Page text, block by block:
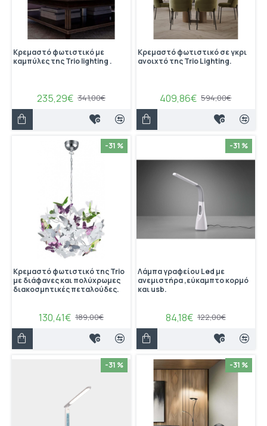
Κρεμαστό φωτιστικό με
καμπύλες της Trio lighting .
235,29€ 341,00€
Κρεμαστό φωτιστικό σε γκρι
ανοιχτό της Trio Lighting.
409,86€ 594,00€
-31 %
Κρεμαστό φωτιστικό της Trio
με διάφανες και πολύχρωμες
διακοσμητικές πεταλούδες.
130,41€ 189,00€
-31 %
Λάμπα γραφείου Led με
ανεμιστήρα ,εύκαμπτο κορμό
και usb.
84,18€ 122,00€
-31 % -31 %